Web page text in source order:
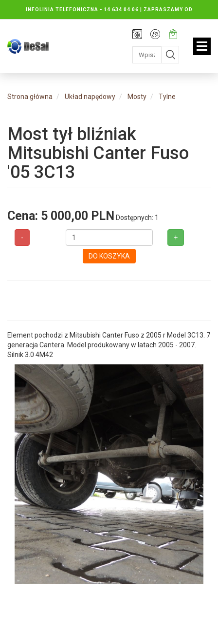
INFOLINIA TELEFONICZNA - 14 634 04 06 | ZAPRASZAMY OD
PONIEDZIAŁKU DO PIĄTKU : 8.30 DO 16.30, SOBOTY: 8.30 DO 13.00
Rejestracja
Moje
konto
Twój
koszyk:
jest
pusty
Strona główna Układ napędowy Mosty Tylne
Most tył bliźniak
Mitsubishi Canter Fuso
'05 3C13
Cena: 5 000,00 PLN Dostępnych: 1
- +
DO KOSZYKA
Element pochodzi z Mitsubishi Canter Fuso z 2005 r Model 3C13. 7
generacja Cantera. Model produkowany w latach 2005 - 2007.
Silnik 3.0 4M42